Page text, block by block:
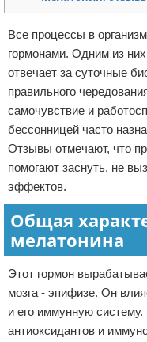
Покупки
Мода и стиль
Все процессы в
гормонами. Одним из
отвечает за суточные
правильного
самочувствие и
бессонницей часто
Отзывы отмечают, что
помогают заснуть, не
эффектов.
Общая
мелатонина
Этот гормон
мозга - эпифизе. Он
и его иммунную
антиоксидантов и